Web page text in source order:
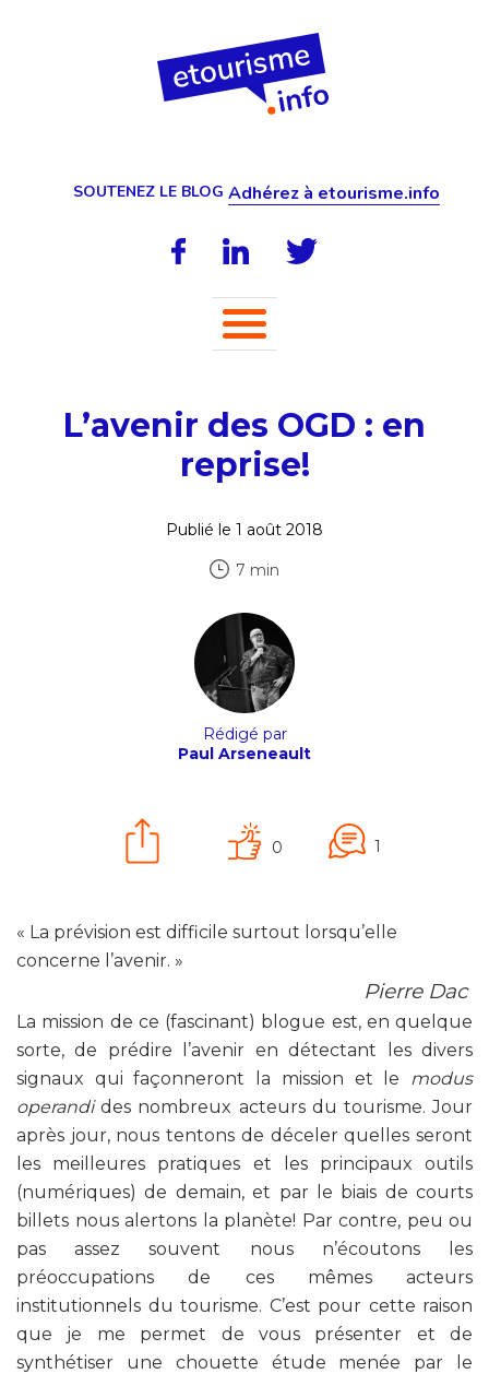
SOUTENEZ LE BLOG Adhérez à etourisme.info
L’avenir des OGD : en
reprise!
Publié le 1 août 2018
7 min
Rédigé par
Paul Arseneault
0 1
« La prévision est difficile surtout lorsqu’elle
concerne l’avenir. »
Pierre Dac
La mission de ce (fascinant) blogue est, en quelque
sorte, de prédire l’avenir en détectant les divers
signaux qui façonneront la mission et le
modus
operandides nombreux acteurs du tourisme. Jour
après jour, nous tentons de déceler quelles seront
les meilleures pratiques et les principaux outils
(numériques) de demain, et par le biais de courts
billets nous alertons la planète! Par contre, peu ou
pas assez souvent nous n’écoutons les
préoccupations de ces mêmes acteurs
institutionnels du tourisme. C’est pour cette raison
que je me permet de vous présenter et de
synthétiser une chouette étude menée par le